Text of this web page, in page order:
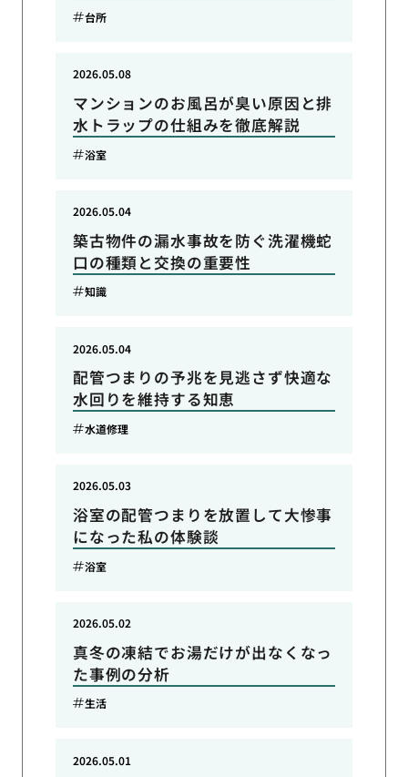
台所
マンションのお風呂が臭い原因と排
水トラップの仕組みを徹底解説
2026.05.08
浴室
築古物件の漏水事故を防ぐ洗濯機蛇
口の種類と交換の重要性
2026.05.04
知識
配管つまりの予兆を見逃さず快適な
水回りを維持する知恵
2026.05.04
水道修理
浴室の配管つまりを放置して大惨事
になった私の体験談
2026.05.03
浴室
真冬の凍結でお湯だけが出なくなっ
た事例の分析
2026.05.02
生活
2026.05.01